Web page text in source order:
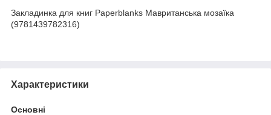
Закладинка для книг Paperblanks Мавританська мозаїка
(9781439782316)
Характеристики
Основні